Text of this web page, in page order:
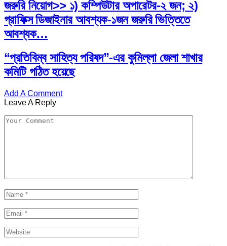
জরুরি নিয়োগ>> ১) কম্পিউটার অপারেটর-২ জন; ২)
গ্রাফিক্স ডিজাইনার আবশ্যক-১জন জরুরি ভিত্তিতে
আবশ্যক…
“প্রতিবিম্ব সাহিত্য পরিষদ”-এর কুমিল্লা জেলা শাখার
কমিটি গঠিত হয়েছে
Add A Comment
Leave A Reply